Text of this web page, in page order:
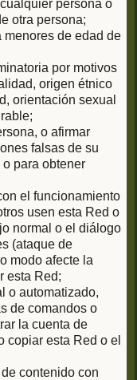
persona o
otra persona;
de edad de
por motivos
origen étnico
orientación sexual
o afirmar
falsas de su
para obtener
el funcionamiento
usen esta Red o
normal o el diálogo
(ataque de
modo afecte la
esta Red;
o automatizado,
de comandos o
la cuenta de
copiar esta Red o el
contenido con